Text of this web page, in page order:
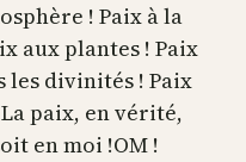
! Paix à la
aux plantes ! Paix
les divinités ! Paix
paix, en vérité,
en moi !OM !